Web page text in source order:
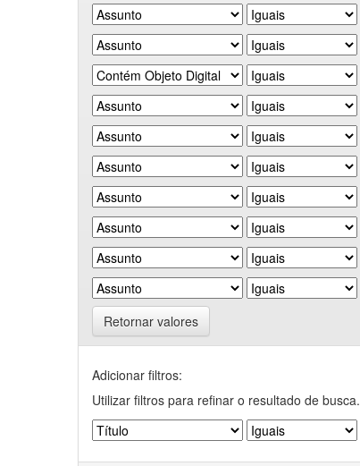
Retornar valores
Adicionar filtros:
Utilizar filtros para refinar o resultado de busca.